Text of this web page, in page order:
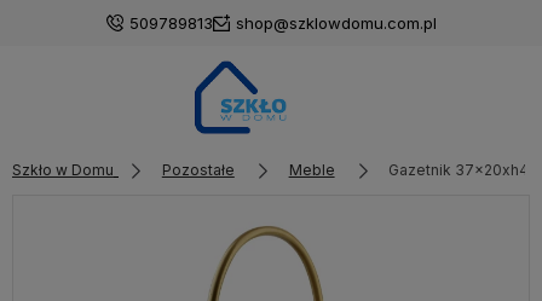
509789813 shop@szklowdomu.com.pl
Szkło w Domu Pozostałe Meble Gazetnik